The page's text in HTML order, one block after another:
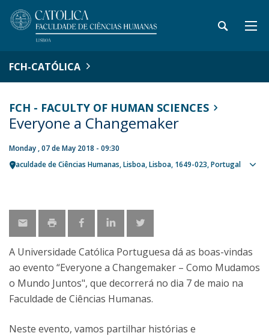
FCH-CATÓLICA
FCH - FACULTY OF HUMAN SCIENCES
Everyone a Changemaker
Monday , 07 de May 2018 - 09:30
Faculdade de Ciências Humanas Lisboa Lisboa 1649-023 Portugal
A Universidade Católica Portuguesa dá as boas-vindas
ao evento “Everyone a Changemaker – Como Mudamos
o Mundo Juntos", que decorrerá no dia 7 de maio na
Faculdade de Ciências Humanas.
Neste evento, vamos partilhar histórias e